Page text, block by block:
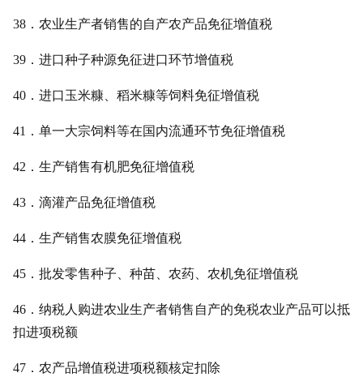
38．农业生产者销售的自产农产品免征增值税
39．进口种子种源免征进口环节增值税
40．进口玉米糠、稻米糠等饲料免征增值税
41．单一大宗饲料等在国内流通环节免征增值税
42．生产销售有机肥免征增值税
43．滴灌产品免征增值税
44．生产销售农膜免征增值税
45．批发零售种子、种苗、农药、农机免征增值税
46．纳税人购进农业生产者销售自产的免税农业产品可以抵
扣进项税额
47．农产品增值税进项税额核定扣除